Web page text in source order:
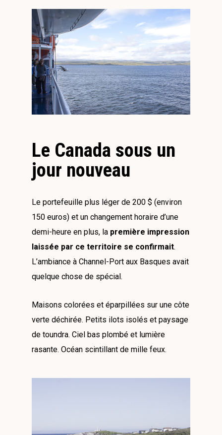
Le Canada sous un
jour nouveau
Le portefeuille plus léger de 200 $ (environ
150 euros) et un changement horaire d’une
demi-heure en plus, la première impression
laissée par ce territoire se confirmait.
L’ambiance à Channel-Port aux Basques avait
quelque chose de spécial.
Maisons colorées et éparpillées sur une côte
verte déchirée. Petits ilots isolés et paysage
de toundra. Ciel bas plombé et lumière
rasante. Océan scintillant de mille feux.